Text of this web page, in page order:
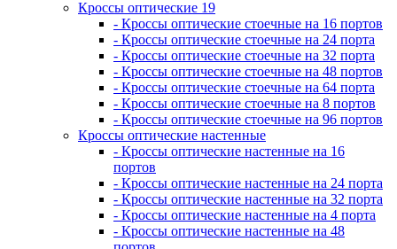
Кроссы оптические 19
- Кроссы оптические стоечные на 16 портов
- Кроссы оптические стоечные на 24 порта
- Кроссы оптические стоечные на 32 порта
- Кроссы оптические стоечные на 48 портов
- Кроссы оптические стоечные на 64 порта
- Кроссы оптические стоечные на 8 портов
- Кроссы оптические стоечные на 96 портов
Кроссы оптические настенные
- Кроссы оптические настенные на 16
портов
- Кроссы оптические настенные на 24 порта
- Кроссы оптические настенные на 32 порта
- Кроссы оптические настенные на 4 порта
- Кроссы оптические настенные на 48